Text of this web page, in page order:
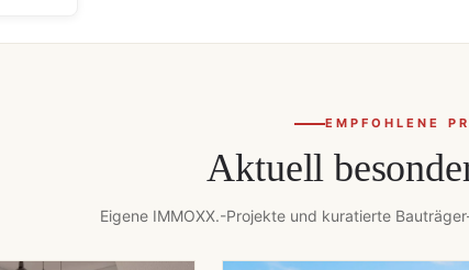
EMPFOHLENE
Aktuell
Eigene IMMOXX.-Projekte und kuratierte